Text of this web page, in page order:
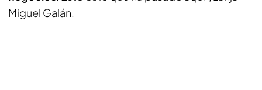
Miguel Galán.